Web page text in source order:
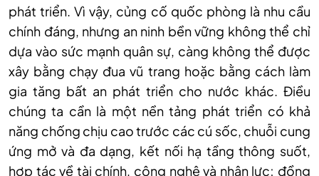
phát triển. Vì vậy, củng cố quốc phòng là nhu cầu
chính đáng, nhưng an ninh bền vững không thể chỉ
dựa vào sức mạnh quân sự, càng không thể được
xây bằng chạy đua vũ trang hoặc bằng cách làm
gia tăng bất an phát triển cho nước khác. Điều
chúng ta cần là một nền tảng phát triển có khả
năng chống chịu cao trước các cú sốc, chuỗi cung
ứng mở và đa dạng, kết nối hạ tầng thông suốt,
hợp tác về tài chính, công nghệ và nhân lực; đồng